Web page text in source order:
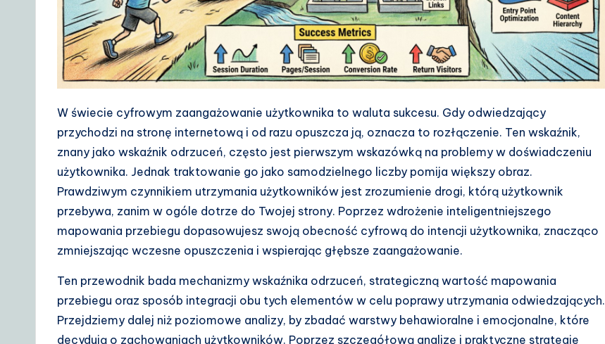
G
ui
A
W świecie cyfrowym zaangażowanie użytkownika to waluta sukcesu. Gdy odwiedzający
przychodzi na stronę internetową i od razu opuszcza ją, oznacza to rozłączenie. Ten wskaźnik,
znany jako wskaźnik odrzuceń, często jest pierwszym wskazówką na problemy w doświadczeniu
użytkownika. Jednak traktowanie go jako samodzielnego liczby pomija większy obraz.
Prawdziwym czynnikiem utrzymania użytkowników jest zrozumienie drogi, którą użytkownik
przebywa, zanim w ogóle dotrze do Twojej strony. Poprzez wdrożenie inteligentniejszego
mapowania przebiegu dopasowujesz swoją obecność cyfrową do intencji użytkownika, znacząco
zmniejszając wczesne opuszczenia i wspierając głębsze zaangażowanie.
Ten przewodnik bada mechanizmy wskaźnika odrzuceń, strategiczną wartość mapowania
przebiegu oraz sposób integracji obu tych elementów w celu poprawy utrzymania odwiedzających.
Przejdziemy dalej niż poziomowe analizy, by zbadać warstwy behawioralne i emocjonalne, które
decydują o zachowaniach użytkowników. Poprzez szczegółową analizę i praktyczne strategie